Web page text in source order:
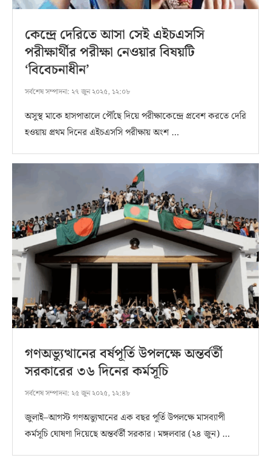
কেন্দ্রে দেরিতে আসা সেই এইচএসসি
পরীক্ষার্থীর পরীক্ষা নেওয়ার বিষয়টি
‘বিবেচনাধীন’
সর্বশেষ সম্পাদনা: ২৭ জুন ২০২৫, ১২:০৮
অসুস্থ মাকে হাসপাতালে পৌঁছে দিয়ে পরীক্ষাকেন্দ্রে প্রবেশ করতে দেরি
হওয়ায় প্রথম দিনের এইচএসসি পরীক্ষায় অংশ …
গণঅভ্যুত্থানের বর্ষপূর্তি উপলক্ষে অন্তর্বর্তী
সরকারের ৩৬ দিনের কর্মসূচি
সর্বশেষ সম্পাদনা: ২৫ জুন ২০২৫, ১২:৪৮
জুলাই–আগস্ট গণঅভ্যুত্থানের এক বছর পূর্তি উপলক্ষে মাসব্যাপী
কর্মসূচি ঘোষণা দিয়েছে অন্তর্বর্তী সরকার। মঙ্গলবার (২৪ জুন) …